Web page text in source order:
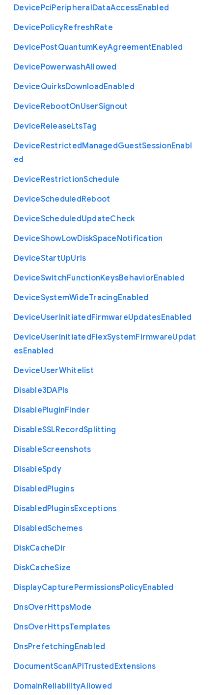
DevicePciPeripheralDataAccessEnabled
DevicePolicyRefreshRate
DevicePostQuantumKeyAgreementEnabled
DevicePowerwashAllowed
DeviceQuirksDownloadEnabled
DeviceRebootOnUserSignout
DeviceReleaseLtsTag
DeviceRestrictedManagedGuestSessionEnabl
ed
DeviceRestrictionSchedule
DeviceScheduledReboot
DeviceScheduledUpdateCheck
DeviceShowLowDiskSpaceNotification
DeviceStartUpUrls
DeviceSwitchFunctionKeysBehaviorEnabled
DeviceSystemWideTracingEnabled
DeviceUserInitiatedFirmwareUpdatesEnabled
DeviceUserInitiatedFlexSystemFirmwareUpdat
esEnabled
DeviceUserWhitelist
Disable3DAPIs
DisablePluginFinder
DisableSSLRecordSplitting
DisableScreenshots
DisableSpdy
DisabledPlugins
DisabledPluginsExceptions
DisabledSchemes
DiskCacheDir
DiskCacheSize
DisplayCapturePermissionsPolicyEnabled
DnsOverHttpsMode
DnsOverHttpsTemplates
DnsPrefetchingEnabled
DocumentScanAPITrustedExtensions
DomainReliabilityAllowed